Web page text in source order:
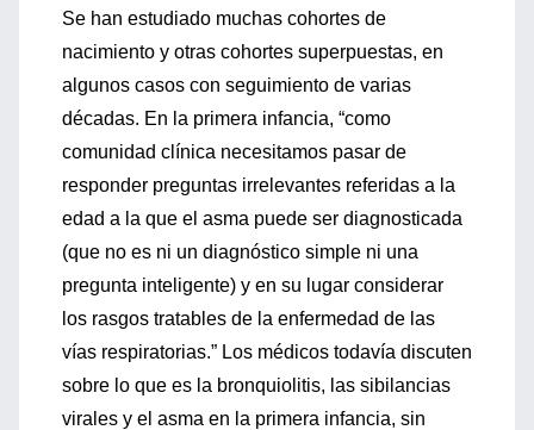
Se han estudiado muchas cohortes de
nacimiento y otras cohortes superpuestas, en
algunos casos con seguimiento de varias
décadas. En la primera infancia, “como
comunidad clínica necesitamos pasar de
responder preguntas irrelevantes referidas a la
edad a la que el asma puede ser diagnosticada
(que no es ni un diagnóstico simple ni una
pregunta inteligente) y en su lugar considerar
los rasgos tratables de la enfermedad de las
vías respiratorias.” Los médicos todavía discuten
sobre lo que es la bronquiolitis, las sibilancias
virales y el asma en la primera infancia, sin